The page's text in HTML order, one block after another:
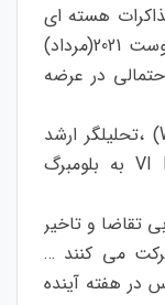
هسته ای
با قدرت های جهانی ممکن است به آگوست 2021(مرداد)
در عرضه
ویل سونگچیل یون (Will Sungchil Yun) ،تحلیلگر ارشد
بازارهای کالایی در VI Investment Corp به بلومبرگ
تقاضا و تاخیر
می کنند …
در هفته آینده